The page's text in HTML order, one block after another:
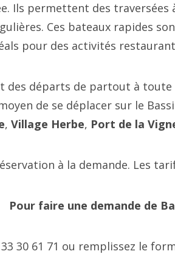
Ils permettent des traversées
Ces bateaux rapides
pour des activités
des départs de partout à toute
de se déplacer sur le
, Village Herbe, Port de la
à la demande. Les
Pour faire une demande de
30 61 71 ou remplissez le